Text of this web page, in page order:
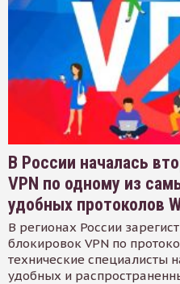
В России началась
VPN по одному из
удобных протоколов
В регионах России
блокировок VPN по
технические специалисты
удобных и